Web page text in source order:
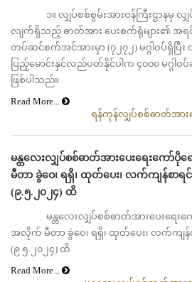
၁။ လျှပ်စစ်စွမ်းအားဝန်ကြီးဌာနမှ
လျက်ရှိသည့် ဓာတ်အား ပေးစက်ရုံများ၏ အရ
တပ်ဆင်စက်အင်အားမှာ (၇၂၇၂) မဂ္ဂါဝပ်ရှိပြီး
ပြည့်မောင်းနှင်လည်ပတ်နိုင်ပါက ၄၀၀၀ မဂ္ဂါ
ဖြစ်ပါသည်။
Read More...
ရန်ကုန်လျှပ်စစ်ဓာတ်အားပ
မန္တလေးလျှပ်စစ်ဓာတ်အားပေးရေးကော်
မီတာ ခွဲဝေ၊ ရရှိ၊ ထုတ်ပေး၊ လက်ကျန်စာရင်
(၉.၅.၂၀၂၄) ထိ
မန္တလေးလျှပ်စစ်ဓာတ်အားပေးရေးက
အလိုက် မီတာ ခွဲဝေ၊ ရရှိ၊ ထုတ်ပေး၊ လက်ကျန်စ
(၉.၅.၂၀၂၄) ထိ
Read More...